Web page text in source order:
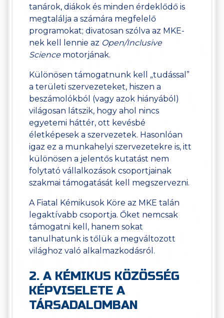
tanárok, diákok és minden érdeklődő is
megtalálja a számára megfelelő
programokat; divatosan szólva az MKE-
nek kell lennie az Open/Inclusive
Sciencemotorjának.
Különösen támogatnunk kell „tudással”
a területi szervezeteket, hiszen a
beszámolókból (vagy azok hiányából)
világosan látszik, hogy ahol nincs
egyetemi háttér, ott kevésbé
életképesek a szervezetek. Hasonlóan
igaz ez a munkahelyi szervezetekre is, itt
különösen a jelentős kutatást nem
folytató vállalkozások csoportjainak
szakmai támogatását kell megszervezni.
A Fiatal Kémikusok Köre az MKE talán
legaktívabb csoportja. Őket nemcsak
támogatni kell, hanem sokat
tanulhatunk is tőlük a megváltozott
világhoz való alkalmazkodásról.
2. A KÉMIKUS KÖZÖSSÉG
KÉPVISELETE A
TÁRSADALOMBAN